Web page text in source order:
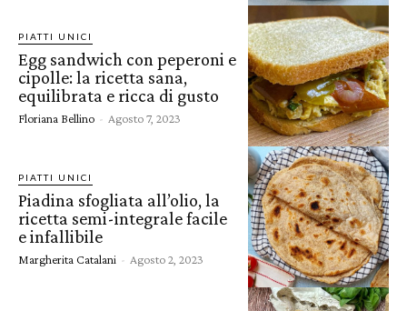
PIATTI UNICI
Egg sandwich con peperoni e
cipolle: la ricetta sana,
equilibrata e ricca di gusto
Floriana Bellino - Agosto 7, 2023
PIATTI UNICI
Piadina sfogliata all’olio, la
ricetta semi-integrale facile
e infallibile
Margherita Catalani - Agosto 2, 2023